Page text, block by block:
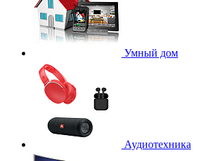
Умный дом
Аудиотехника